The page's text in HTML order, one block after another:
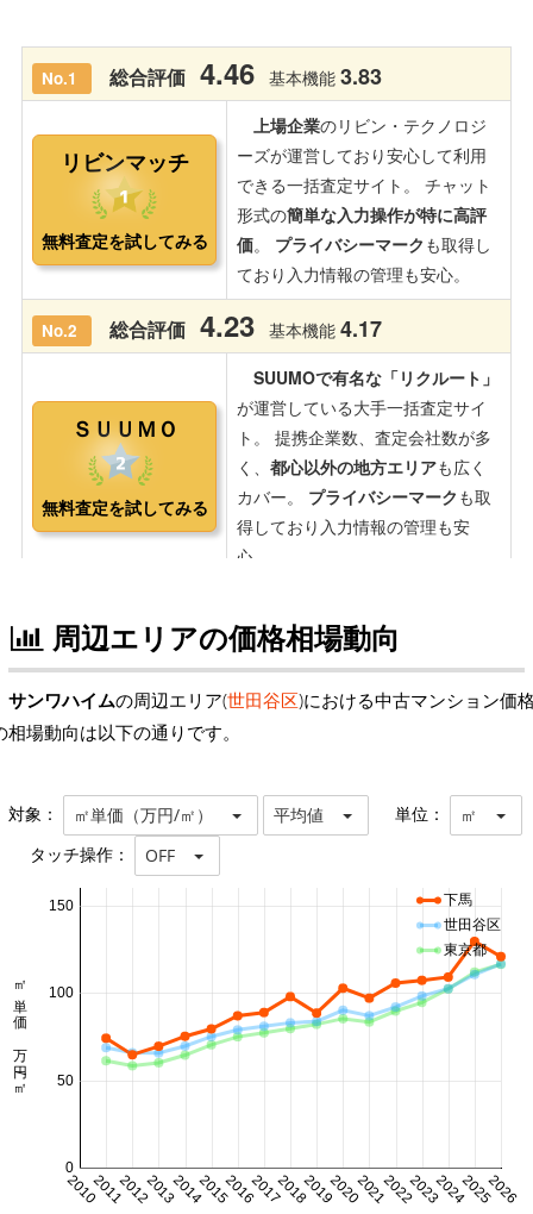
周辺エリアの価格相場動向
サンワハイムの周辺エリア(世田谷区)における中古マンション価
相場動向は以下の通りです。
対象： ㎡単価（万円/㎡） 平均値 単位： ㎡
タッチ操作： OFF
20102011201220132014201520162017201820192020202120222023202420252026
0
50
100
150
㎡単価 万円/㎡
下馬
世田谷区
東京都